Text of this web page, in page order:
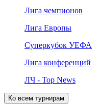
Лига чемпионов
Лига Европы
Суперкубок УЕФА
Лига конференций
ЛЧ - Top News
Ко всем турнирам